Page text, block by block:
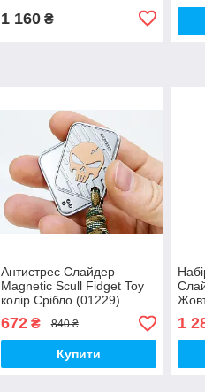
1 160₴
Антистрес Слайдер
Magnetic Scull Fidget Toy
колір Срібло (01229)
672₴ 840 ₴
Купити
1